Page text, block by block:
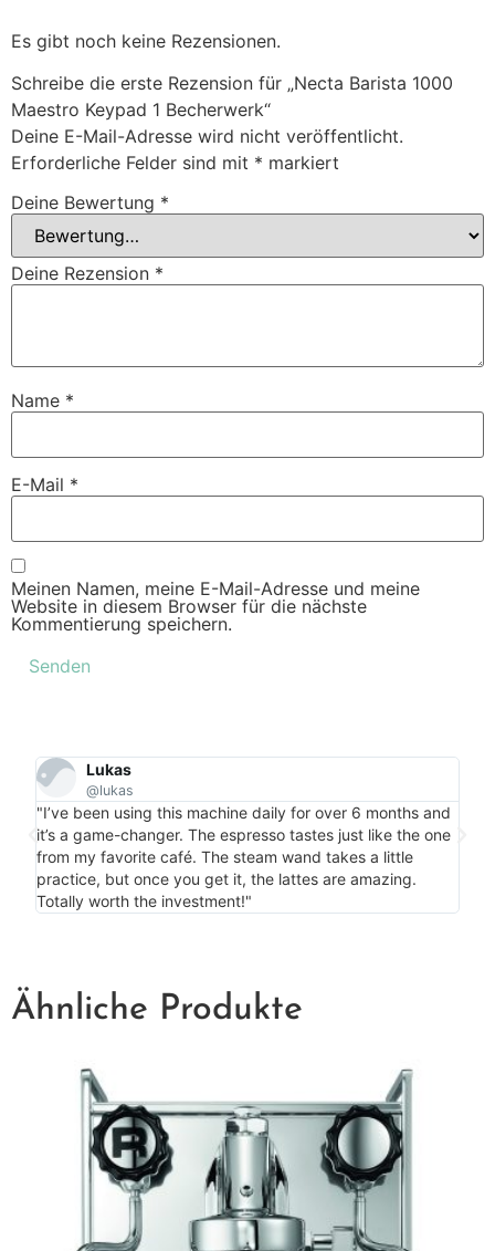
Es gibt noch keine Rezensionen.
Schreibe die erste Rezension für „Necta Barista 1000
Maestro Keypad 1 Becherwerk“
Deine E-Mail-Adresse wird nicht veröffentlicht.
Erforderliche Felder sind mit * markiert
Deine Bewertung *
Deine Rezension *
Name *
E-Mail *
Meinen Namen, meine E-Mail-Adresse und meine
Website in diesem Browser für die nächste
Kommentierung speichern.
Lukas
@lukas
"I’ve been using this machine daily for over 6 months and
it’s a game-changer. The espresso tastes just like the one
from my favorite café. The steam wand takes a little
practice, but once you get it, the lattes are amazing.
Totally worth the investment!"
Ähnliche Produkte